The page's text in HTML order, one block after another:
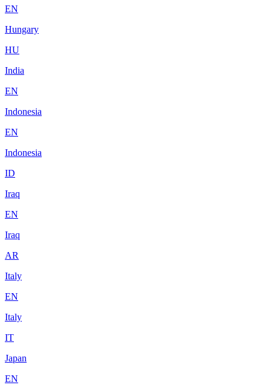
EN
Hungary
HU
India
EN
Indonesia
EN
Indonesia
ID
Iraq
EN
Iraq
AR
Italy
EN
Italy
IT
Japan
EN